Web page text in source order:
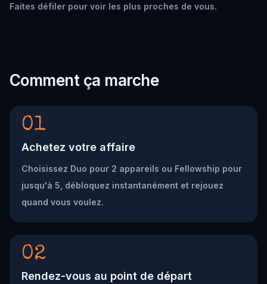
Faites défiler pour voir les plus proches de vous.
Comment ça marche
01
Achetez votre affaire
Choisissez Duo pour 2 appareils ou Fellowship pour
jusqu'à 5, débloquez instantanément et rejouez
quand vous voulez.
02
Rendez-vous au point de départ